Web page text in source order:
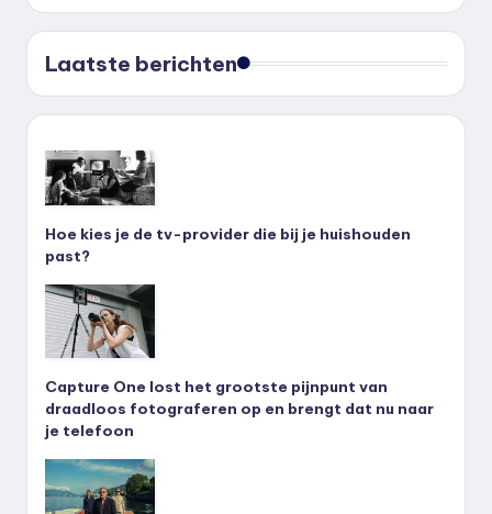
Laatste berichten
Hoe kies je de tv-provider die bij je huishouden
past?
Capture One lost het grootste pijnpunt van
draadloos fotograferen op en brengt dat nu naar
je telefoon